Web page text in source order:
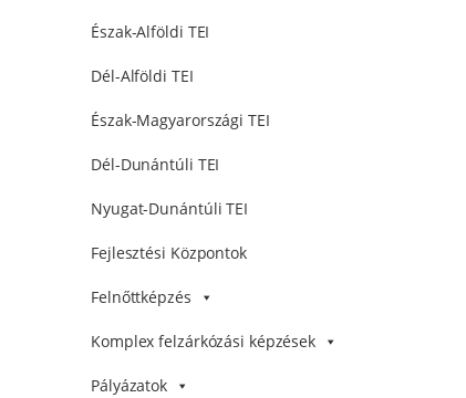
Észak-Alföldi TEI
Dél-Alföldi TEI
Észak-Magyarországi TEI
Dél-Dunántúli TEI
Nyugat-Dunántúli TEI
Fejlesztési Központok
Felnőttképzés
Komplex felzárkózási képzések
Pályázatok